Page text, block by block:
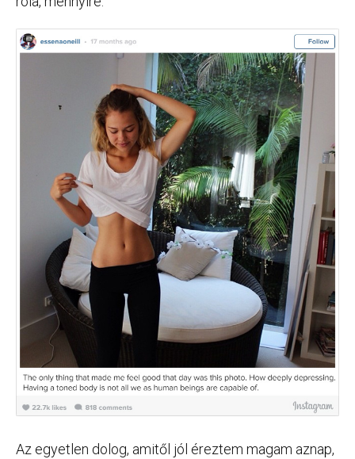
Az egyetlen dolog, amitől jól éreztem magam aznap,